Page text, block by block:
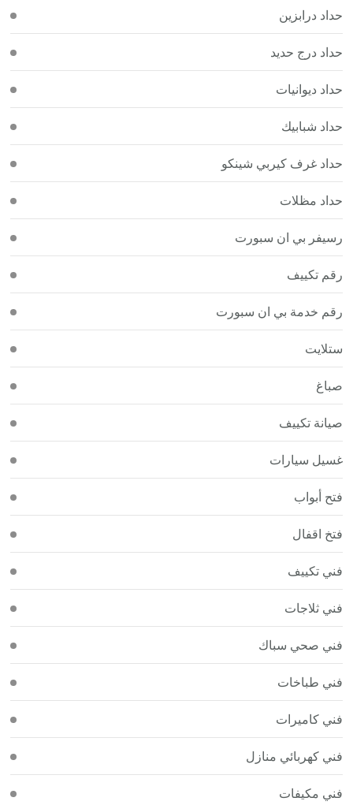
حداد درابزين
حداد درج حديد
حداد ديوانيات
حداد شبابيك
حداد غرف كيربي شينكو
حداد مظلات
رسيفر بي ان سبورت
رقم تكييف
رقم خدمة بي ان سبورت
ستلايت
صباغ
صيانة تكييف
غسيل سيارات
فتح أبواب
فتخ اقفال
فني تكييف
فني ثلاجات
فني صحي سباك
فني طباخات
فني كاميرات
فني كهربائي منازل
فني مكيفات